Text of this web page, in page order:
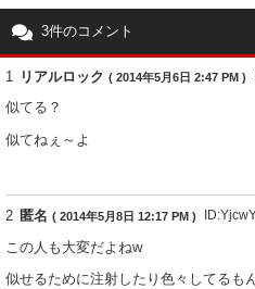
3件のコメント
1 リアルロック ( 2014年5月6日 2:47 PM )
似てる？
似てねぇ～よ
2 匿名 ( 2014年5月8日 12:17 PM )
この人も大変だよねw
似せるために注射したり色々してるも